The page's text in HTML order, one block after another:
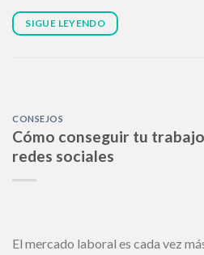
SIGUE LEYENDO
CONSEJOS
Cómo conseguir tu
redes sociales
El mercado laboral es cada vez